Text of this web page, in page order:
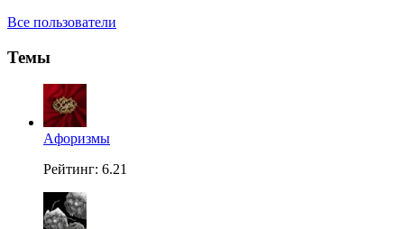
Все пользователи
Темы
Aфоризмы
Рейтинг: 6.21